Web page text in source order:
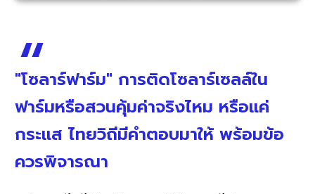
"โซลาร์ฟาร์ม" การติดโซลาร์เซลล์ใน
ฟาร์มหรือสวนคุ้มค่าจริงไหม หรือแค่
กระแส ไทยวิถีมีคำตอบมาให้ พร้อมข้อ
ควรพิจารณา